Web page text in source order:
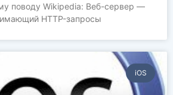
поводу Wikipedia: Веб-сервер —
HTTP-запросы
iOS